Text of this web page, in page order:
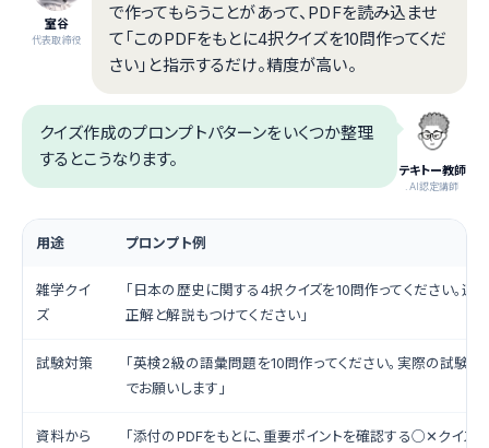
室谷
代表取締役
で作ってもらうことがあって、PDFを読み込ませ
て「このPDFをもとに4択クイズを10問作ってくだ
さい」と指示するだけ。精度が高い。
テキトー教師
.AI認定講師
クイズ作成のプロンプトパターンをいくつか整理
するとこうなります。
用途 プロンプト例
雑学クイ
ズ
「日本の歴史に関する4択クイズを10問作ってください。選
正解と解説もつけてください」
試験対策
「英検2級の語彙問題を10問作ってください。実際の試験
でお願いします」
資料から
「添付のPDFをもとに、重要ポイントを確認する○✕クイズ